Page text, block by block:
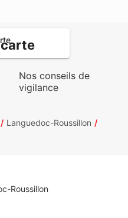
Nos conseils de
vigilance
Languedoc-Roussillon
Roussillon